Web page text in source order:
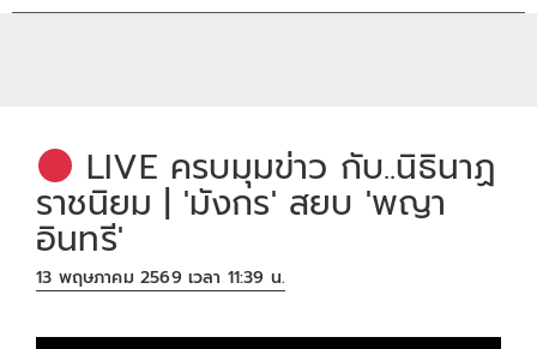
LIVE ครบมุมข่าว กับ..นิธินาฏ
ราชนิยม | 'มังกร' สยบ 'พญา
อินทรี'
13 พฤษภาคม 2569 เวลา 11:39 น.